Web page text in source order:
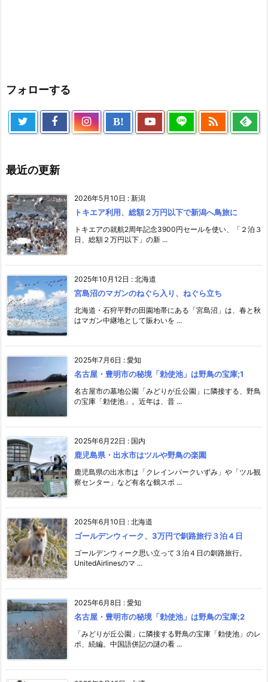
フォローする
B! 
最近の更新
2026年5月10日 : 新潟
トキエア利用、総額２万円以下で新潟へ鳥旅に
トキエアの就航2周年記念3900円セールを使い、「２泊３
日、総額２万円以下」の新 ...
2025年10月12日 : 北海道
宮島沼のマガンのねぐら入り、ねぐら立ち
北海道・石狩平野の田園地帯にある「宮島沼」は、春と秋
はマガン中継地として賑わいを ...
2025年7月6日 : 愛知
名古屋・豊明市の秘境「勅使池」は野鳥の宝庫;1
名古屋市の墓地公園「みどりが丘公園」に隣接する、野鳥
の宝庫「勅使池」。近年は、昔 ...
2025年6月22日 : 国内
鹿児島県・出水市はツルや野鳥の楽園
鹿児島県の出水市は「クレインパークいずみ」や「ツル観
察センター」など有名な鶴スポ ...
2025年6月10日 : 北海道
ゴールデンウィーク、3万円で釧路旅行３泊４日
ゴールデンウィーク思い立って３泊４日の釧路旅行。
UnitedAirlinesのマ ...
2025年6月8日 : 愛知
名古屋・豊明市の秘境「勅使池」は野鳥の宝庫;2
「みどりが丘公園」に隣接する野鳥の宝庫「勅使池」のレ
ポ、続編。中国語併記の謎の看 ...